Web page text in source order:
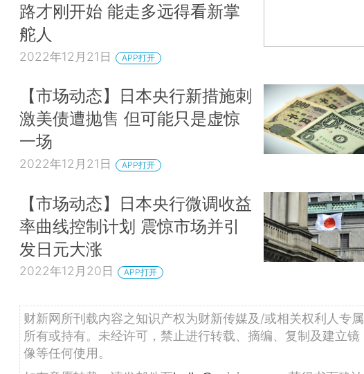
路才刚开始 能走多远得看新掌
舵人
2022年12月21日 APP打开
【市场动态】日本央行新措施刺
激美债遭抛售 但可能只是虚惊
一场
2022年12月21日 APP打开
【市场动态】日本央行微调收益
率曲线控制计划 震惊市场并引
发日元大涨
2022年12月20日 APP打开
财新网所刊载内容之知识产权为财新传媒及/或相关权利人专属
所有或持有。未经许可，禁止进行转载、摘编、复制及建立镜
像等任何使用。